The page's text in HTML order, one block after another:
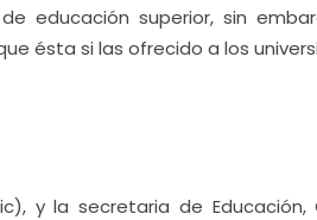
educación superior, sin
ésta si las ofrecido a los
y la secretaria de Educación,